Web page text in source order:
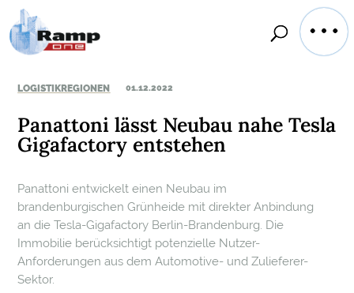
LOGISTIKREGIONEN 01.12.2022
Panattoni lässt Neubau nahe Tesla
Gigafactory entstehen
Panattoni entwickelt einen Neubau im
brandenburgischen Grünheide mit direkter Anbindung
an die Tesla-Gigafactory Berlin-Brandenburg. Die
Immobilie berücksichtigt potenzielle Nutzer-
Anforderungen aus dem Automotive- und Zulieferer-
Sektor.